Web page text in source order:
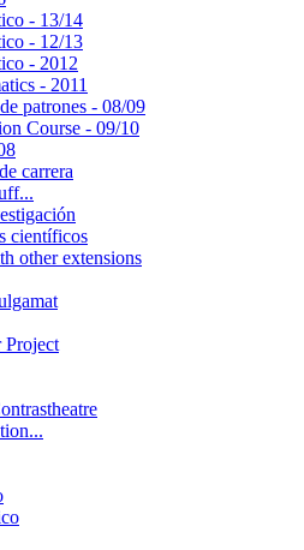
- 13/14
- 12/13
- 2012
- 2011
patrones - 08/09
Course - 09/10
carrera
científicos
other extensions
Project